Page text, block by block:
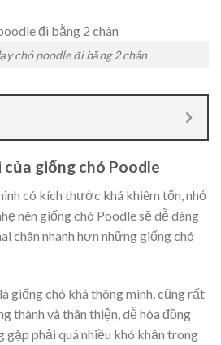
chó poodle đi bằng 2 chân
giống chó Poodle
có kích thước khá khiêm tốn, nhỏ
nên giống chó Poodle sẽ dễ dàng
chân nhanh hơn những giống chó
giống chó khá thông minh, cũng rất
thành và thân thiện, dễ hòa đồng
gặp phải quá nhiều khó khăn trong